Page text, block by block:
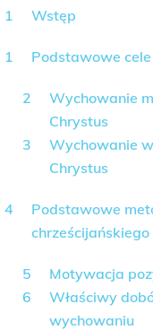
Wstęp
Podstawowe
Wychowanie
Chrystus
Wychowanie
Chrystus
Podstawowe
chrześcijańskiego
Motywacja
Właściwy
wychowaniu